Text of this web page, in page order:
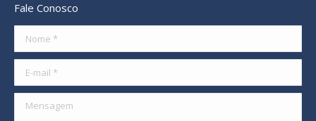
opens
new
window
opens
new
window
opens
new new
Fale Conosco
Mensagem